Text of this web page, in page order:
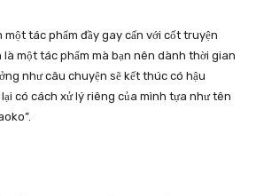
một tác phẩm đầy gay cấn với cốt truyện
là một tác phẩm mà bạn nên dành thời gian
như câu chuyện sẽ kết thúc có hậu
có cách xử lý riêng của mình tựa như tên